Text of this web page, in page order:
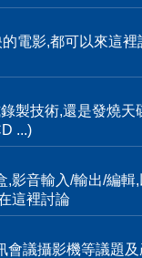
電影,都可以來這裡
製技術,還是發燒
...)
,影音輸入/輸出/編輯
這裡討論
會議攝影機等議題